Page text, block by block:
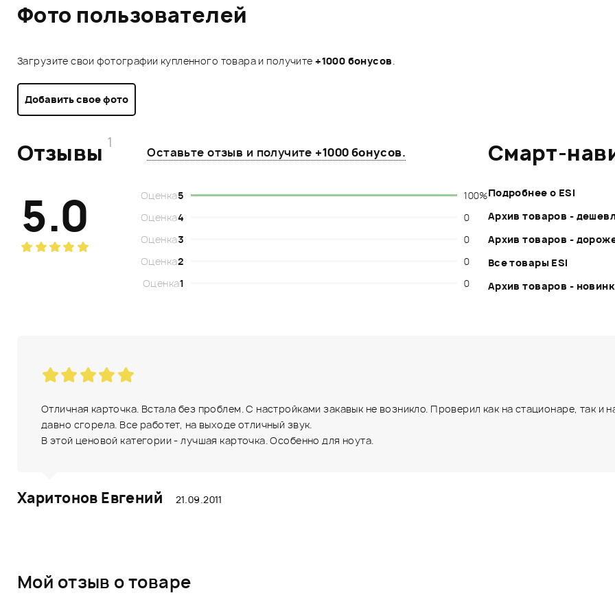
Фото пользователей
Загрузите свои фотографии купленного товара и получите+1000 бонусов.
Добавить свое фото
Отзывы 1
Оставьте отзыв и получите +1000 бонусов.
5.0 Оценка5
100%
Оценка4
0
Оценка3
0
Оценка2
0
Оценка1 0
Смарт-
Подробнее о ESI
Архив товаров -
Архив товаров -
Все товары ESI
Архив товаров -
Отличная карточка. Встала без проблем. С настройками закавык не возникло. Проверил как на стационаре, так и
давно сгорела. Все работет, на выходе отличный звук.
В этой ценовой категории - лучшая карточка. Особенно для ноута.
Харитонов Евгений 21.09.2011
Мой отзыв о товаре